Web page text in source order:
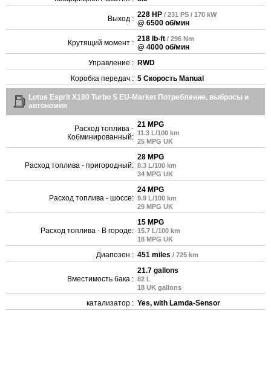
Выход : 228 HP / 231 PS / 170 kW
@ 6500 об/мин
Крутящий момент : 218 lb-ft / 296 Nm
@ 4000 об/мин
Управление : RWD
Коробка передач : 5 Скорость Manual
Lotus Esprit X180 Turbo S EU-Market Потребление, выбросы и
автономия
Расход топлива -
Кобминированный:
21 MPG
11.3 L/100 km
25 MPG UK
Расход топлива - пригородный:
28 MPG
8.3 L/100 km
34 MPG UK
Расход топлива - шоссе:
24 MPG
9.9 L/100 km
29 MPG UK
Расход топлива - В городе:
15 MPG
15.7 L/100 km
18 MPG UK
Диапозон : 451 miles / 725 km
Вместимость бака :
21.7 gallons
82 L
18 UK gallons
катализатор : Yes, with Lamda-Sensor